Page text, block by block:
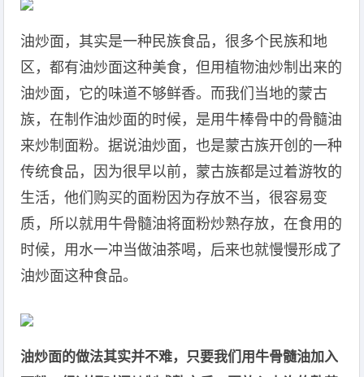
油炒面，其实是一种民族食品，很多个民族和地
区，都有油炒面这种美食，但用植物油炒制出来的
油炒面，它的味道不够鲜香。而我们当地的蒙古
族，在制作油炒面的时候，是用牛棒骨中的骨髓油
来炒制面粉。据说油炒面，也是蒙古族开创的一种
传统食品，因为很早以前，蒙古族都是过着游牧的
生活，他们购买的面粉因为存放不当，很容易变
质，所以就用牛骨髓油将面粉炒熟存放，在食用的
时候，用水一冲当做油茶喝，后来也就慢慢形成了
油炒面这种食品。
油炒面的做法其实并不难，只要我们用牛骨髓油加入